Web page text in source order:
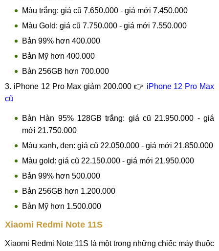
Màu trắng: giá cũ 7.650.000 - giá mới 7.450.000
Màu Gold: giá cũ 7.750.000 - giá mới 7.550.000
Bản 99% hơn 400.000
Bản Mỹ hơn 400.000
Bản 256GB hơn 700.000
3. iPhone 12 Pro Max giảm 200.000 👉 iPhone 12 Pro Max
cũ
Bản Hàn 95% 128GB trắng: giá cũ 21.950.000 - giá
mới 21.750.000
Màu xanh, đen: giá cũ 22.050.000 - giá mới 21.850.000
Màu gold: giá cũ 22.150.000 - giá mới 21.950.000
Bản 99% hơn 500.000
Bản 256GB hơn 1.200.000
Bản Mỹ hơn 1.500.000
Xiaomi Redmi Note 11S
Xiaomi Redmi Note 11S là một trong những chiếc máy thuộc